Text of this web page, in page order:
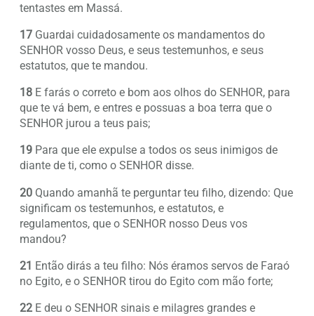
tentastes em Massá.
17 Guardai cuidadosamente os mandamentos do
SENHOR vosso Deus, e seus testemunhos, e seus
estatutos, que te mandou.
18 E farás o correto e bom aos olhos do SENHOR, para
que te vá bem, e entres e possuas a boa terra que o
SENHOR jurou a teus pais;
19 Para que ele expulse a todos os seus inimigos de
diante de ti, como o SENHOR disse.
20 Quando amanhã te perguntar teu filho, dizendo: Que
significam os testemunhos, e estatutos, e
regulamentos, que o SENHOR nosso Deus vos
mandou?
21 Então dirás a teu filho: Nós éramos servos de Faraó
no Egito, e o SENHOR tirou do Egito com mão forte;
22 E deu o SENHOR sinais e milagres grandes e